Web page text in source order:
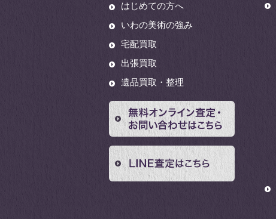
はじめての方へ
いわの美術の強み
宅配買取
出張買取
遺品買取・整理